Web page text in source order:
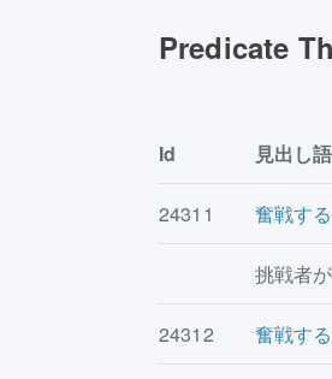
Predicate
Id 見出し語
24311 奮戦する
挑戦者が
24312 奮戦する